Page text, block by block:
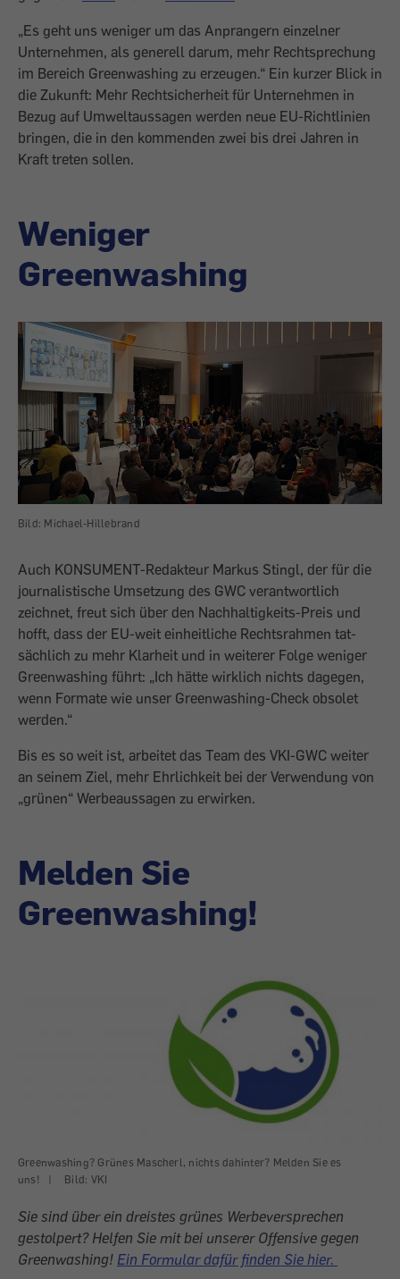
„Es geht uns weniger um das Anprangern ein­zelner
Unternehmen, als generell darum, mehr Rechtsprechung
im Bereich Green­washing zu erzeugen.“ Ein kurzer Blick in
die Zukunft: Mehr Rechtsicherheit für Unternehmen in
Bezug auf Umweltaus­sagen werden neue EU-Richtlinien
brin­gen, die in den kommenden zwei bis drei Jahren in
Kraft treten sollen.
Weniger
Greenwashing
Bild: Michael-Hillebrand
Auch KONSU­MENT-Redakteur Markus Stingl, der für die
journalistische Umsetzung des GWC ver­antwortlich
zeichnet, freut sich über den Nachhaltigkeits-Preis und
hofft, dass der EU-weit einheitliche Rechtsrahmen tat­
sächlich zu mehr Klarheit und in weiterer Folge weniger
Greenwashing führt: „Ich hätte wirklich nichts dagegen,
wenn For­mate wie unser Greenwashing-Check ob­solet
werden.“
Bis es so weit ist, arbeitet das Team des VKI-GWC weiter
an seinem Ziel, mehr Ehrlichkeit bei der Verwendung von
„grünen“ Werbeaussagen zu erwirken.
Melden Sie
Greenwashing!
Greenwashing? Grünes Mascherl, nichts dahinter? Melden Sie es
uns!
| Bild: VKI
Sie sind über ein dreistes grünes Werbe­versprechen
gestolpert? Helfen Sie mit bei unserer ­Offensive gegen
Greenwashing! Ein Formular dafür finden Sie hier.